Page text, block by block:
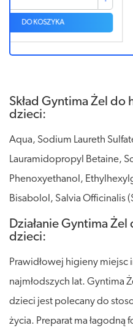
Skład Gyntima Żel
dzieci:
Aqua, Sodium Laureth
Lauramidopropyl Betaine,
Phenoxyethanol,
Bisabolol, Salvia Officinalis
Działanie Gyntima
dzieci:
Prawidłowej higieny miejsc
najmłodszych lat. Gyntima
dzieci jest polecany do
życia. Preparat ma łagodną